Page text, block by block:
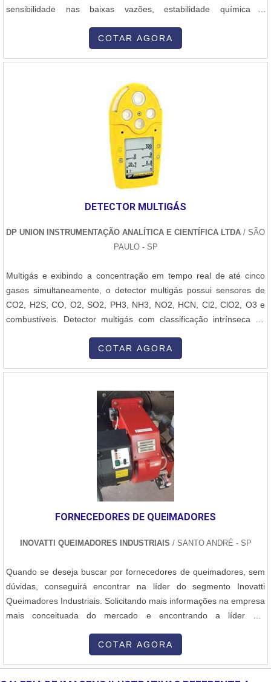
sensibilidade nas baixas vazões, estabilidade química e
COTAR AGORA
DETECTOR MULTIGÁS
DP UNION INSTRUMENTAÇÃO ANALÍTICA E CIENTÍFICA LTDA / SÃO
PAULO - SP
Multigás e exibindo a concentração em tempo real de até cinco
gases simultaneamente, o detector multigás possui sensores de
CO2, H2S, CO, O2, SO2, PH3, NH3, NO2, HCN, Cl2, ClO2, O3 e
combustíveis. Detector multigás com classificação intrínseca no
certificados ATEX e IECEx scheme, permite a detecção de CO2 em
COTAR AGORA
FORNECEDORES DE QUEIMADORES
INOVATTI QUEIMADORES INDUSTRIAIS / SANTO ANDRÉ - SP
Quando se deseja buscar por fornecedores de queimadores, sem
dúvidas, conseguirá encontrar na líder do segmento Inovatti
Queimadores Industriais. Solicitando mais informações na empresa
mais conceituada do mercado e encontrando a líder em
com os melhores profissionais da Inovatti Queimadores Industriais
COTAR AGORA